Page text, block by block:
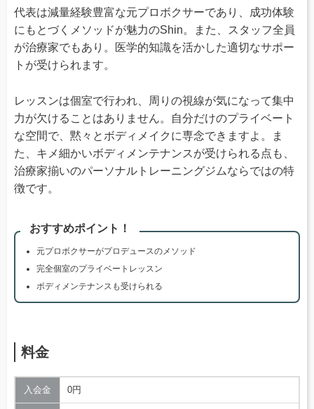
代表は減量経験豊富な元プロボクサーであり、成功体験
にもとづくメソッドが魅力のShin。また、スタッフ全員
が治療家でもあり。医学的知識を活かした適切なサポー
トが受けられます。
レッスンは個室で行われ、周りの視線が気になって集中
力が欠けることはありません。自分だけのプライベート
な空間で、黙々とボディメイクに専念できますよ。ま
た、キメ細かいボディメンテナンスが受けられる点も、
治療家揃いのパーソナルトレーニングジムならではの特
徴です。
おすすめポイント！
元プロボクサーがプロデュースのメソッド
完全個室のプライベートレッスン
ボディメンテナンスも受けられる
料金
入会金 0円